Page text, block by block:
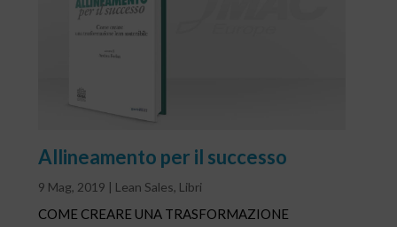
Allineamento per il successo
9 Mag, 2019 | Lean Sales, Libri
COME CREARE UNA TRASFORMAZIONE